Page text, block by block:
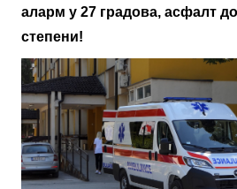
аларм у 27 градова, асфалт
степени!